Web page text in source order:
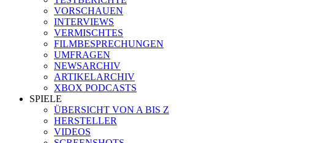
VORSCHAUEN
INTERVIEWS
VERMISCHTES
FILMBESPRECHUNGEN
UMFRAGEN
NEWSARCHIV
ARTIKELARCHIV
XBOX PODCASTS
SPIELE
ÜBERSICHT VON A BIS Z
HERSTELLER
VIDEOS